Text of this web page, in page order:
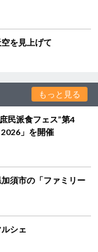
を見上げて
もっと見る
民派食フェス”第4
」を開催
須市の「ファミリー
シェ